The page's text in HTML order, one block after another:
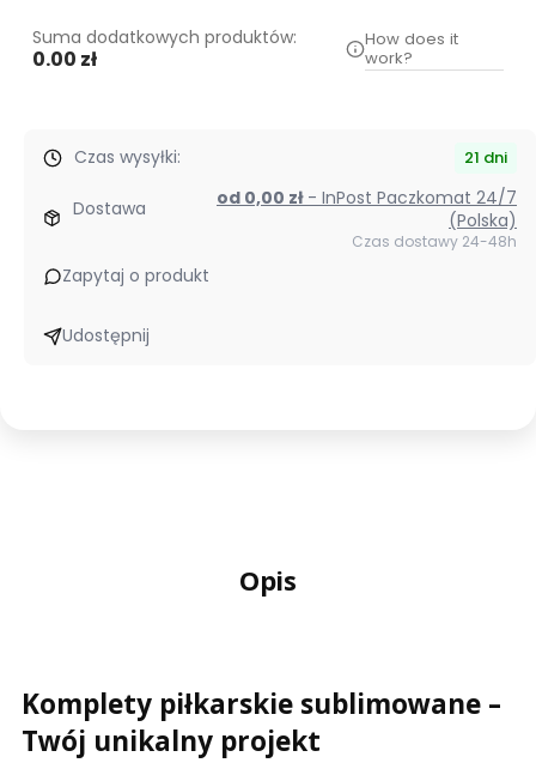
Suma dodatkowych produktów:
0.00 zł
How does it
work?
Czas wysyłki: 21 dni
Dostawa od 0,00 zł - InPost Paczkomat 24/7
(Polska)
Czas dostawy 24-48h
Zapytaj o produkt
Udostępnij
Opis
Komplety piłkarskie sublimowane –
Twój unikalny projekt